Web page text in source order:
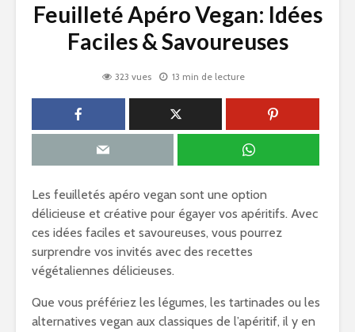
Feuilleté Apéro Vegan: Idées
Faciles & Savoureuses
323 vues 13 min de lecture
Les feuilletés apéro vegan sont une option
délicieuse et créative pour égayer vos apéritifs. Avec
ces idées faciles et savoureuses, vous pourrez
surprendre vos invités avec des recettes
végétaliennes délicieuses.
Que vous préfériez les légumes, les tartinades ou les
alternatives vegan aux classiques de l’apéritif, il y en